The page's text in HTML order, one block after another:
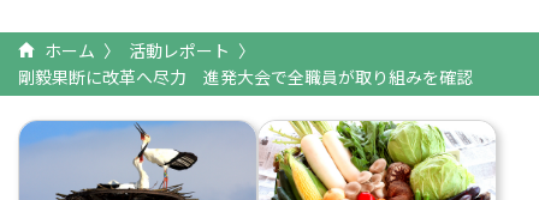
ホーム
活動レポート
剛毅果断に改革へ尽力 進発大会で全職員が取り組みを確認